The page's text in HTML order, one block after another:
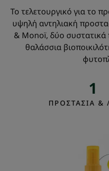
Το τελετουργικό για το
υψηλή αντηλιακή
& Monoï, δύο συστατικά
θαλάσσια
1
SPF
30
ΠΡΟΣΤΑΣΙΑ